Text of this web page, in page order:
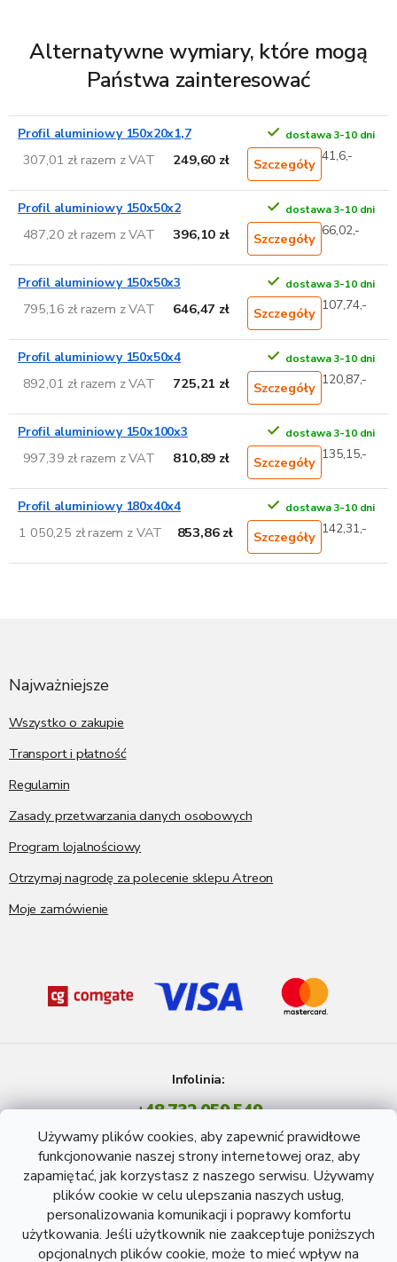
Używamy plików cookies, aby zapewnić prawidłowe
funkcjonowanie naszej strony internetowej oraz, aby
zapamiętać, jak korzystasz z naszego serwisu. Używamy
plików cookie w celu ulepszania naszych usług,
personalizowania komunikacji i poprawy komfortu
użytkowania. Jeśli użytkownik nie zaakceptuje poniższych
opcjonalnych plików cookie, może to mieć wpływ na
Alternatywne wymiary, które mogą
Państwa zainteresować
Profil aluminiowy 150x20x1,7 dostawa 3-10 dni
307,01 zł razem z VAT 249,60 zł Szczegóły 41,6,-
Profil aluminiowy 150x50x2 dostawa 3-10 dni
487,20 zł razem z VAT 396,10 zł Szczegóły 66,02,-
Profil aluminiowy 150x50x3 dostawa 3-10 dni
795,16 zł razem z VAT 646,47 zł Szczegóły 107,74,-
Profil aluminiowy 150x50x4 dostawa 3-10 dni
892,01 zł razem z VAT 725,21 zł Szczegóły 120,87,-
Profil aluminiowy 150x100x3 dostawa 3-10 dni
997,39 zł razem z VAT 810,89 zł Szczegóły 135,15,-
Profil aluminiowy 180x40x4 dostawa 3-10 dni
1 050,25 zł razem z VAT 853,86 zł Szczegóły 142,31,-
Najważniejsze
Wszystko o zakupie
Transport i płatność
Regulamin
Zasady przetwarzania danych osobowych
Program lojalnościowy
Otrzymaj nagrodę za polecenie sklepu Atreon
Moje zamówienie
Infolinia:
+48 732 059 549
Pon - Pt: 8 - 15 godź.
info@atreon.pl